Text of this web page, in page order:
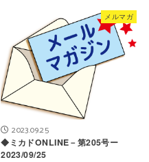
メルマガ
2023.09.25
◆ミカドONLINE－第205号ー
2023/09/25